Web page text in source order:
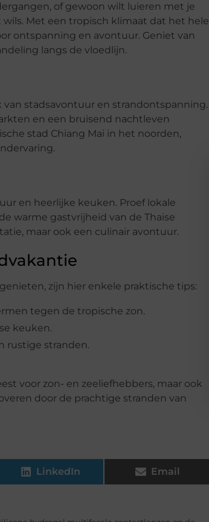
of gewoon wilt luieren met je
Met een tropisch klimaat dat het hele
ontspanning en avontuur. Geniet van
langs de vloedlijn.
stadsavontuur en strandontspanning.
en een bruisend nachtleven
stad Chiang Mai in het noorden,
en heerlijke keuken. Proef lokale
warme gastvrijheid van de Thaise
maar ook een culinair avontuur.
zijn hier enkele praktische tips:
tegen de tropische zon.
keuken.
rustige stranden.
voor zon- en zeeliefhebbers, maar ook
door de prachtige stranden van
LinkedIn Email